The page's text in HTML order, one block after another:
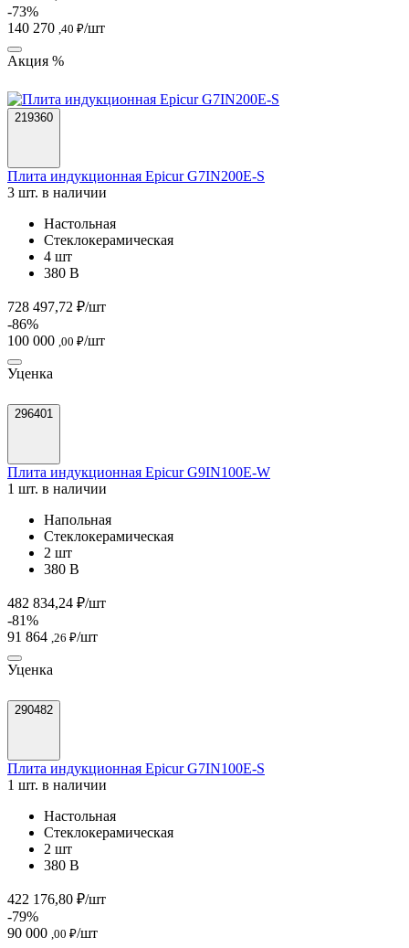
-73%
140 270 ,40 ₽/шт
Акция %
219360
Плита индукционная Epicur G7IN200E-S
3 шт. в наличии
Настольная
Стеклокерамическая
4 шт
380 В
728 497,72 ₽/шт
-86%
100 000 ,00 ₽/шт
Уценка
296401
Плита индукционная Epicur G9IN100E-W
1 шт. в наличии
Напольная
Стеклокерамическая
2 шт
380 В
482 834,24 ₽/шт
-81%
91 864 ,26 ₽/шт
Уценка
290482
Плита индукционная Epicur G7IN100E-S
1 шт. в наличии
Настольная
Стеклокерамическая
2 шт
380 В
422 176,80 ₽/шт
-79%
90 000 ,00 ₽/шт